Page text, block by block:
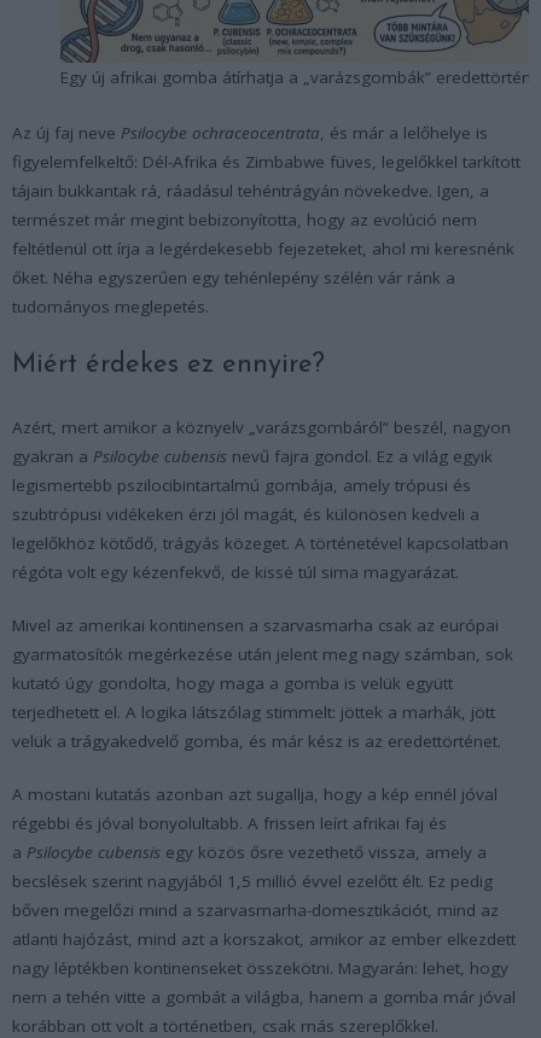
Egy új afrikai gomba átírhatja a „varázsgombák”
Az új faj neve Psilocybe ochraceocentrata, és már a lelőhelye is
figyelemfelkeltő: Dél-Afrika és Zimbabwe füves, legelőkkel tarkított
tájain bukkantak rá, ráadásul tehéntrágyán növekedve. Igen, a
természet már megint bebizonyította, hogy az evolúció nem
feltétlenül ott írja a legérdekesebb fejezeteket, ahol mi keresnénk
őket. Néha egyszerűen egy tehénlepény szélén vár ránk a
tudományos meglepetés.
Miért érdekes ez ennyire?
Azért, mert amikor a köznyelv „varázsgombáról” beszél, nagyon
gyakran a Psilocybe cubensis nevű fajra gondol. Ez a világ egyik
legismertebb pszilocibintartalmú gombája, amely trópusi és
szubtrópusi vidékeken érzi jól magát, és különösen kedveli a
legelőkhöz kötődő, trágyás közeget. A történetével kapcsolatban
régóta volt egy kézenfekvő, de kissé túl sima magyarázat.
Mivel az amerikai kontinensen a szarvasmarha csak az európai
gyarmatosítók megérkezése után jelent meg nagy számban, sok
kutató úgy gondolta, hogy maga a gomba is velük együtt
terjedhetett el. A logika látszólag stimmelt: jöttek a marhák, jött
velük a trágyakedvelő gomba, és már kész is az eredettörténet.
A mostani kutatás azonban azt sugallja, hogy a kép ennél jóval
régebbi és jóval bonyolultabb. A frissen leírt afrikai faj és
a Psilocybe cubensis egy közös ősre vezethető vissza, amely a
becslések szerint nagyjából 1,5 millió évvel ezelőtt élt. Ez pedig
bőven megelőzi mind a szarvasmarha-domesztikációt, mind az
atlanti hajózást, mind azt a korszakot, amikor az ember elkezdett
nagy léptékben kontinenseket összekötni. Magyarán: lehet, hogy
nem a tehén vitte a gombát a világba, hanem a gomba már jóval
korábban ott volt a történetben, csak más szereplőkkel.